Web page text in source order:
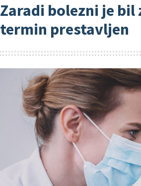
Zaradi bolezni je bil
termin prestavljen